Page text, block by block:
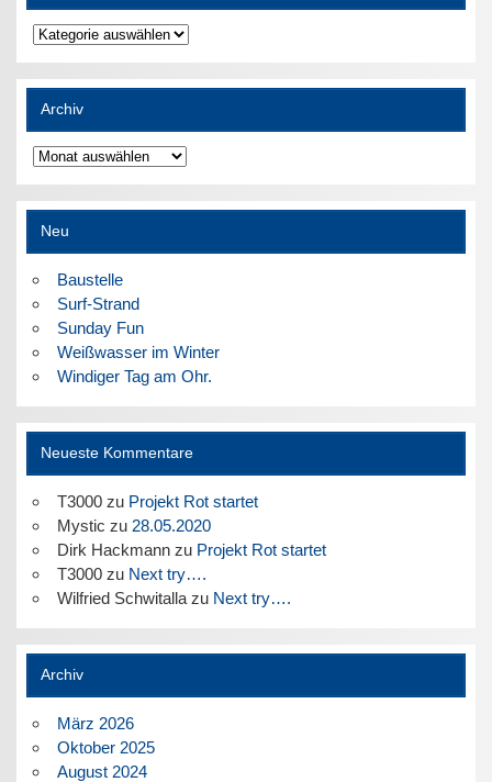
Kategorien
Archiv
Archiv
Neu
Baustelle
Surf-Strand
Sunday Fun
Weißwasser im Winter
Windiger Tag am Ohr.
Neueste Kommentare
T3000zu Projekt Rot startet
Mystic zu 28.05.2020
Dirk Hackmannzu Projekt Rot startet
T3000zu Next try….
Wilfried Schwitallazu Next try….
Archiv
März 2026
Oktober 2025
August 2024